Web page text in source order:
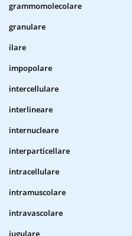
grammomolecolare
granulare
ilare
impopolare
intercellulare
interlineare
internucleare
interparticellare
intracellulare
intramuscolare
intravascolare
iugulare